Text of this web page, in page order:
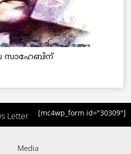
സാഹേബിന്
Letter [mc4wp_form id="30309"]
Media